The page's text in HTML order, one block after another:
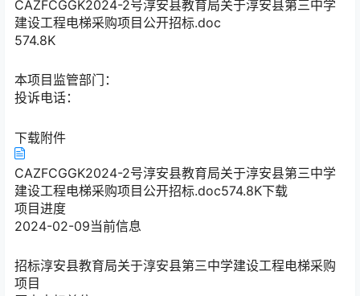
CAZFCGGK2024-2号淳安县教育局关于淳安县第三中学
建设工程电梯采购项目公开招标.doc
574.8K
本项目监管部门：
投诉电话：
下载附件
CAZFCGGK2024-2号淳安县教育局关于淳安县第三中学
建设工程电梯采购项目公开招标.doc574.8K下载
项目进度
2024-02-09当前信息
招标淳安县教育局关于淳安县第三中学建设工程电梯采购
项目